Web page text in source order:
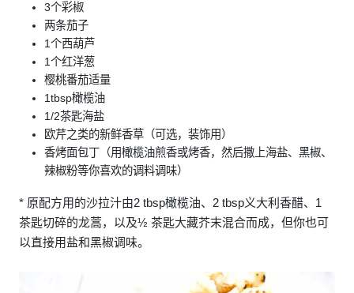
3个彩椒
两条茄子
1个西葫芦
1个红洋葱
樱桃番茄适量
1tbsp橄榄油
1/2茶匙海盐
欧芹之类的新鲜香草（可选，装饰用）
香烤面包丁（用橄榄油煎香或烤香，然后撒上海盐、黑椒、
辣椒粉等你喜欢的调料调味）
* 原配方用的沙拉汁由2 tbsp橄榄油、2 tbsp义大利香醋、1
茶匙切碎的龙蒿，以及½ 茶匙大藏芥末混合而成，但你也可
以直接用盐和黑椒调味。